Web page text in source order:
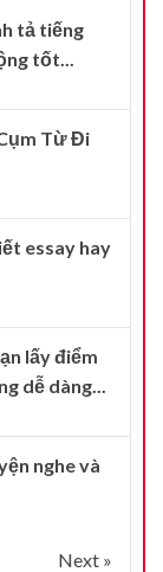
tả tiếng
tốt...
Từ Đi
essay hay
lấy điểm
dễ dàng...
nghe và
Next »